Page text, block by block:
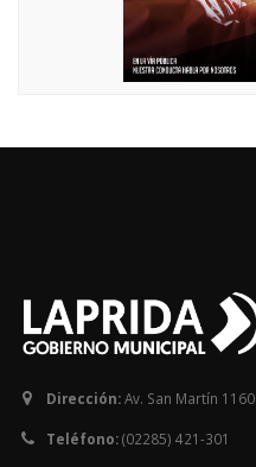
Dirección:Av. San Martín 1160
Teléfono:(02285) 421-301